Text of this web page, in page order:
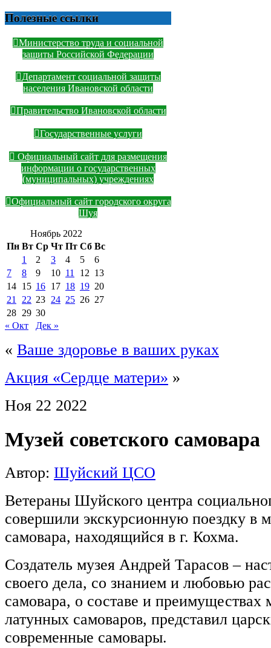
Полезные ссылки
Министерство труда и социальной
защиты Российской Федерации
Департамент социальной защиты
населения Ивановской области
Правительство Ивановской области
Государственные услуги
Официальный сайт для размещения
информации о государственных
(муниципальных) учреждениях
Официальный сайт городского округа
Шуя
Ноябрь 2022
Пн Вт Ср Чт Пт Сб Вс
1
2 3 4 5
6
7
8 9 10 11 12 13
14 15 16 17 18 19 20
21 22 23 24 25 26 27
28 29 30
« Окт
Дек »
« Ваше здоровье в ваших руках
Акция «Сердце матери» »
Ноя 22 2022
Музей советского самовара
Автор: Шуйский ЦСО
Ветераны Шуйского центра
совершили экскурсионную поездку в
самовара, находящийся в г. Кохма.
Создатель музея Андрей Тарасов –
своего дела, со знанием и любовью
самовара, о составе и преимуществах
латунных самоваров, представил
современные самовары.